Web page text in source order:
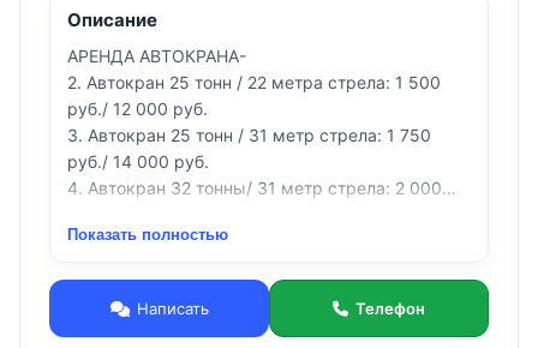
Описание
АРЕНДА АВТОКРАНА-
2. Автокран 25 тонн / 22 метра стрела: 1 500
руб./ 12 000 руб.
3. Автокран 25 тонн / 31 метр стрела: 1 750
руб./ 14 000 руб.
4. Автокран 32 тонны/ 31 метр стрела: 2 000
5. Автокран 32 тонны / 31 метр стрела + 9
Показать полностью
Написать Телефон